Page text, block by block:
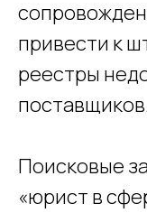
привести к
реестры
Поисковые
«юрист в